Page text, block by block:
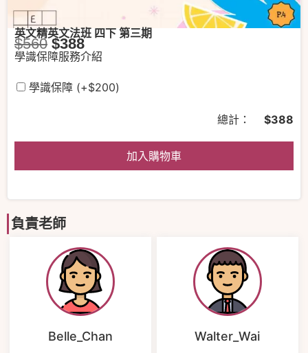
英文精英文法班 四下 第三期
$560 $388
學識保障服務介紹
學識保障 (+$200)
總計： $388
加入購物車
負責老師
Belle_Chan Walter_Wai